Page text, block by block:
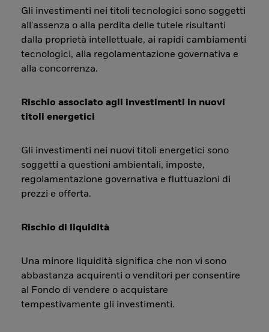
Gli investimenti nei titoli tecnologici sono soggetti
all'assenza o alla perdita delle tutele risultanti
dalla proprietà intellettuale, ai rapidi cambiamenti
tecnologici, alla regolamentazione governativa e
alla concorrenza.
Rischio associato agli investimenti in nuovi
titoli energetici
Gli investimenti nei nuovi titoli energetici sono
soggetti a questioni ambientali, imposte,
regolamentazione governativa e fluttuazioni di
prezzi e offerta.
Rischio di liquidità
Una minore liquidità significa che non vi sono
abbastanza acquirenti o venditori per consentire
al Fondo di vendere o acquistare
tempestivamente gli investimenti.